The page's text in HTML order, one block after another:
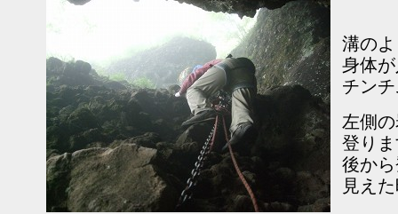
溝の
身体
チン
左側
登り
後か
見え